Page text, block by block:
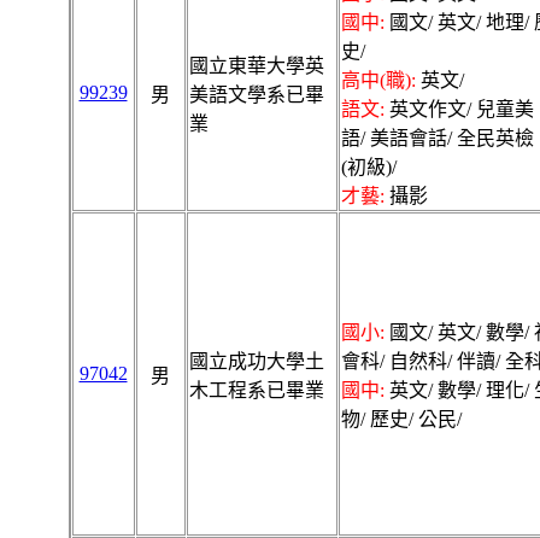
99239 男
國立東華大學英
美語文學系已畢
業
國中: 國文/ 英文/ 地理/
史/
高中(職): 英文/
語文: 英文作文/ 兒童美
語/ 美語會話/ 全民英檢
(初級)/
才藝: 攝影
97042 男
國立成功大學土
木工程系已畢業
國小: 國文/ 英文/ 數學/
會科/ 自然科/ 伴讀/ 全
國中: 英文/ 數學/ 理化/
物/ 歷史/ 公民/